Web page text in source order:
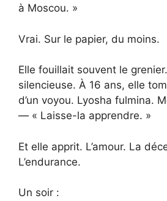
à Moscou. »
Vrai. Sur le papier, du moins.
Elle fouillait souvent le
silencieuse. À 16 ans, elle
d’un voyou. Lyosha fulmina.
— « Laisse-la apprendre. »
Et elle apprit. L’amour. La
L’endurance.
Un soir :